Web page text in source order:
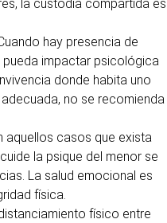
la custodia compartida es
hay presencia de
pueda impactar psicológica
donde habita uno
no se recomienda
aquellos casos que exista
la psique del menor se
La salud emocional es
física.
físico entre